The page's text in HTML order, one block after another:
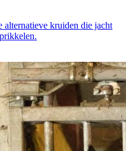
alternatieve kruiden die jacht